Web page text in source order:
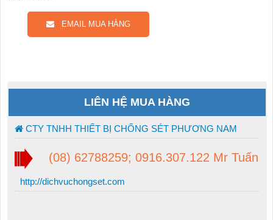
EMAIL MUA HÀNG
LIÊN HỆ MUA HÀNG
CTY TNHH THIẾT BỊ CHỐNG SÉT PHƯƠNG NAM
(08) 62788259; 0916.307.122 Mr Tuấn
http://dichvuchongset.com